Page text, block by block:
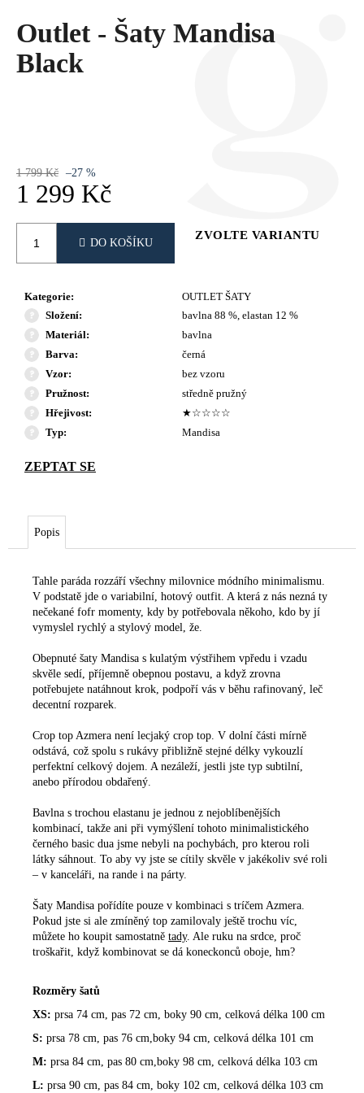
Outlet - Šaty Mandisa
Black
1 799 Kč –27 %
1 299 Kč
DO KOŠÍKU
ZVOLTE VARIANTU
Kategorie:
OUTLET ŠATY
Složení:
bavlna 88 %, elastan 12 %
Materiál:
bavlna
Barva:
černá
Vzor:
bez vzoru
Pružnost:
středně pružný
Hřejivost:
★☆☆☆☆
Typ: Mandisa
Popis
Tahle paráda rozzáří všechny milovnice módního minimalismu.
V podstatě jde o variabilní, hotový outfit. A která z nás nezná ty
nečekané fofr momenty, kdy by potřebovala někoho, kdo by jí
vymyslel rychlý a stylový model, že.
Obepnuté šaty Mandisa s kulatým výstřihem vpředu i vzadu
skvěle sedí, příjemně obepnou postavu, a když zrovna
potřebujete natáhnout krok, podpoří vás v běhu rafinovaný, leč
decentní rozparek.
Crop top Azmera není lecjaký crop top. V dolní části mírně
odstává, což spolu s rukávy přibližně stejné délky vykouzlí
perfektní celkový dojem. A nezáleží, jestli jste typ subtilní,
anebo přírodou obdařený.
Bavlna s trochou elastanu je jednou z nejoblíbenějších
kombinací, takže ani při vymýšlení tohoto minimalistického
černého basic dua jsme nebyli na pochybách, pro kterou roli
látky sáhnout. To aby vy jste se cítily skvěle v jakékoliv své roli
– v kanceláři, na rande i na párty.
Šaty Mandisa pořídíte pouze v kombinaci s tríčem Azmera.
Pokud jste si ale zmíněný top zamilovaly ještě trochu víc,
můžete ho koupit samostatně tady. Ale ruku na srdce, proč
troškařit, když kombinovat se dá koneckonců oboje, hm?
Rozměry šatů
XS: prsa 74 cm, pas 72 cm, boky 90 cm, celková délka 100 cm
S: prsa 78 cm, pas 76 cm, boky 94 cm, celková délka 101 cm
M: prsa 84 cm, pas 80 cm, boky 98 cm, celková délka 103 cm
L: prsa 90 cm, pas 84 cm, boky 102 cm, celková délka 103 cm
U
J
E
M